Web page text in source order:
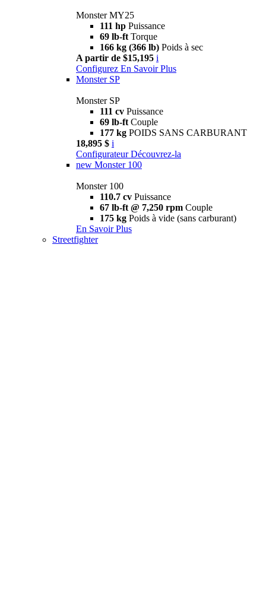
Monster MY25
111 hp Puissance
69 lb-ft Torque
166 kg (366 lb) Poids à sec
A partir de $15,195 i
Configurez En Savoir Plus
Monster SP
Monster SP
111 cv Puissance
69 lb-ft Couple
177 kg POIDS SANS CARBURANT
18,895 $ i
Configurateur Découvrez-la
new Monster 100
Monster 100
110.7 cv Puissance
67 lb-ft @ 7,250 rpm Couple
175 kg Poids à vide (sans carburant)
En Savoir Plus
Streetfighter